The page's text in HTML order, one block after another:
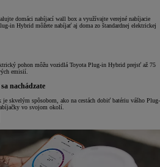
domáci nabíjací wall box a využívajte verejné nabíjacie
in Hybrid môžete nabíjať aj doma zo štandardnej elektrickej
pohon môžu vozidlá Toyota Plug-in Hybrid prejsť až 75
emisií.
nachádzate
skvelým spôsobom, ako na cestách dobiť batériu vášho Plug-
vo svojom okolí.